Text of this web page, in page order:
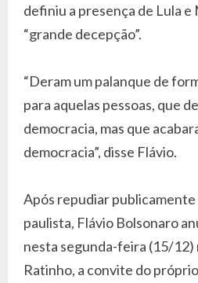
definiu a presença de Lula e
“grande decepção”.
“Deram um palanque de
para aquelas pessoas, que
democracia, mas que
democracia”, disse Flávio.
Após repudiar
paulista, Flávio Bolsonaro
nesta segunda-feira (15/12)
Ratinho, a convite do